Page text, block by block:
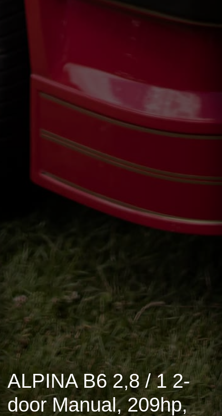
ALPINA B6 2,8 / 1 2-
door Manual, 209hp,